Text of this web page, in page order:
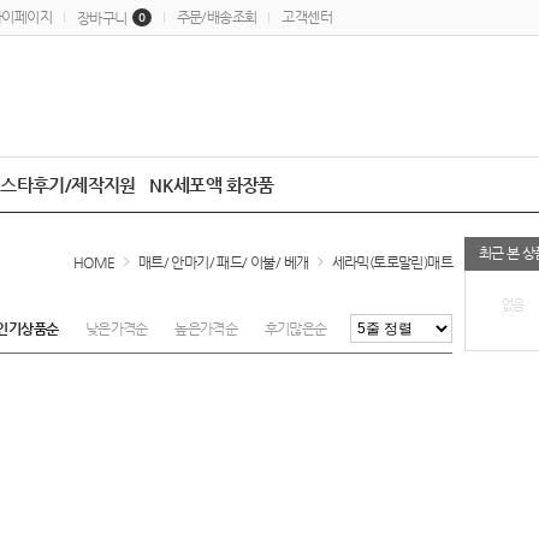
페이지 장바구니 0 주문/배송조회 고객센터
스타후기/제작지원 NK세포액 화장품
최근 본 상
없음
HOME 매트/ 안마기/ 패드/ 이불/ 베개 세라믹(토로말린)매트
기상품순 낮은가격순 높은가격순 후기많은순 최근등록순